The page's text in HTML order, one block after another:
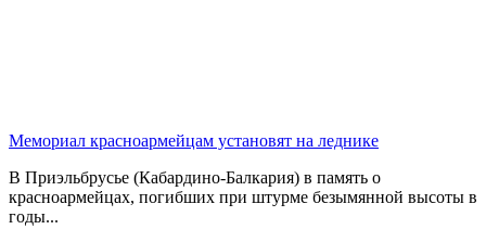
Мемориал красноармейцам установят на леднике
В Приэльбрусье (Кабардино-Балкария) в память о
красноармейцах, погибших при штурме безымянной высоты в
годы...